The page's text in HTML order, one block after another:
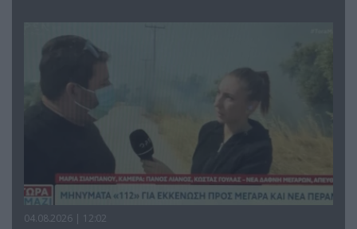
04.08.2026 | 12:02